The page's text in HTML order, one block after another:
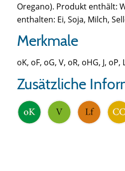
Oregano). Produkt enthält:
enthalten: Ei, Soja, Milch,
Merkmale
oK, oF, oG, V, oR, oHG, J, oP,
Zusätzliche